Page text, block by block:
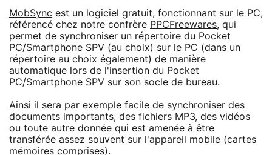
MobSync est un logiciel gratuit, fonctionnant sur le PC,
référencé chez notre confrère PPCFreewares, qui
permet de synchroniser un répertoire du Pocket
PC/Smartphone SPV (au choix) sur le PC (dans un
répertoire au choix également) de manière
automatique lors de l'insertion du Pocket
PC/Smartphone SPV sur son socle de bureau.
Ainsi il sera par exemple facile de synchroniser des
documents importants, des fichiers MP3, des vidéos
ou toute autre donnée qui est amenée à être
transférée assez souvent sur l'appareil mobile (cartes
mémoires comprises).